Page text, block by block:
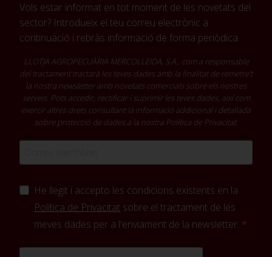
Vols estar informat en tot moment de les novetats del
sector? Introdueix el teu correu electrònic a
continuació i rebràs informació de forma periòdica
LLOTJA AGROPECUÀRIA MERCOLLEIDA, S.A., com a responsable
del tractament tractarà les teves dades amb la finalitat de remetre't
la nostra newsletter amb novetats comercials sobre els nostres
serveis. Pots accedir, rectificar i suprimir les teves dades, així com
exercir altres drets consultant la informació addicional i detallada
sobre protecció de dades a la nostra Política de Privacitat.
He llegit i accepto les condicions existents en la
Política de Privacitat sobre el tractament de les
meves dades per a l'enviament de la newsletter.